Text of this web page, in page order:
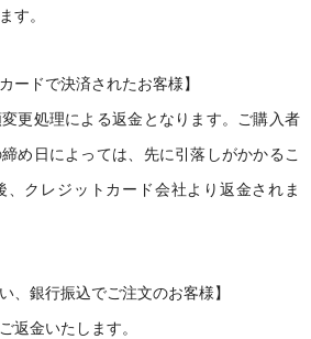
す。
ードで決済されたお客様】
更処理による返金となります。ご購入者
め日によっては、先に引落しがかかるこ
、クレジットカード会社より返金されま
、銀行振込でご注文のお客様】
返金いたします。